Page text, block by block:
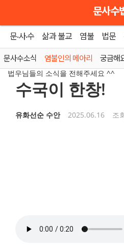
메뉴 건너
문사수
문·사·수 삶과 불교 염불 법문
문사수소식 염불인의 메아리 궁금해
법우님들의 소식을 전해주세요 ^^
수국이 한창!
유화선순 수안 2025.06.16 조